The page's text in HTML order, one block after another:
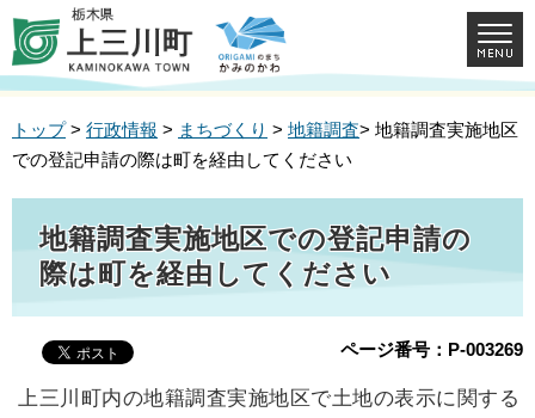
トップ> 行政情報 > まちづくり > 地籍調査> 地籍調査実施地区
での登記申請の際は町を経由してください
地籍調査実施地区での登記申請の
際は町を経由してください
ページ番号：P-003269
上三川町内の地籍調査実施地区で土地の表示に関する